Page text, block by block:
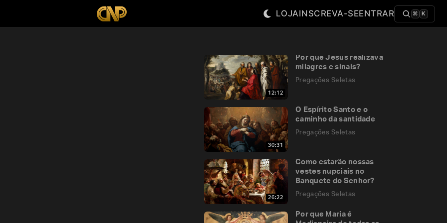
LOJAINSCREVA-SEENTRAR ⌘ K
12:12
Por que Jesus realizava
milagres e sinais?
Pregações Seletas
30:31
O Espírito Santo e o
caminho da santidade
Pregações Seletas
26:22
Como estarão nossas
vestes nupciais no
Banquete do Senhor?
Pregações Seletas
Por que Maria é